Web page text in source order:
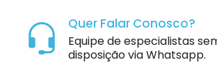
Quer Falar Conosco?
Equipe de especialistas
disposição via Whatsapp.